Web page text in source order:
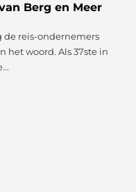
Berg en Meer
de reis-ondernemers
het woord. Als 37ste in